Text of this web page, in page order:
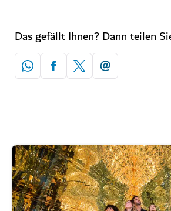
Das gefällt Ihnen? Dann teilen